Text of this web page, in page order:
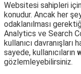
Websitesi sahipleri
konudur. Ancak her
odaklanılması
Analytics ve Search
kullanıcı davranışları
sayede, kullanıcıların
gözlemleyebilirsiniz.